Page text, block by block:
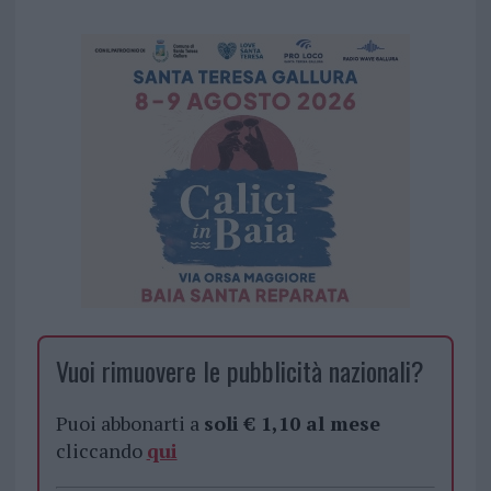
Vuoi rimuovere le pubblicità nazionali?
Puoi abbonarti a soli € 1,10 al mese
cliccando qui